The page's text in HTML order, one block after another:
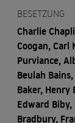
BESETZUNG
Charlie
Coogan, Carl
Purviance,
Beulah
Baker, Henry
Edward
Bradbury,